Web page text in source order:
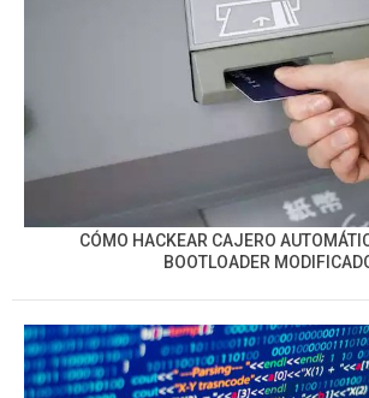
CÓMO HACKEAR CAJERO
BOOTLOADER